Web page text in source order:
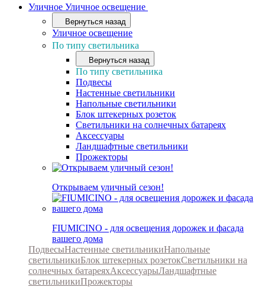
Уличное Уличное освещение
Вернуться назад
Уличное освещение
По типу светильника
Вернуться назад
По типу светильника
Подвесы
Настенные светильники
Напольные светильники
Блок штекерных розеток
Светильники на солнечных батареях
Аксессуары
Ландшафтные светильники
Прожекторы
Открываем уличный сезон!
FIUMICINO - для освещения дорожек и фасада
вашего дома
ПодвесыНастенные светильникиНапольные
светильникиБлок штекерных розетокСветильники на
солнечных батареяхАксессуарыЛандшафтные
светильникиПрожекторы